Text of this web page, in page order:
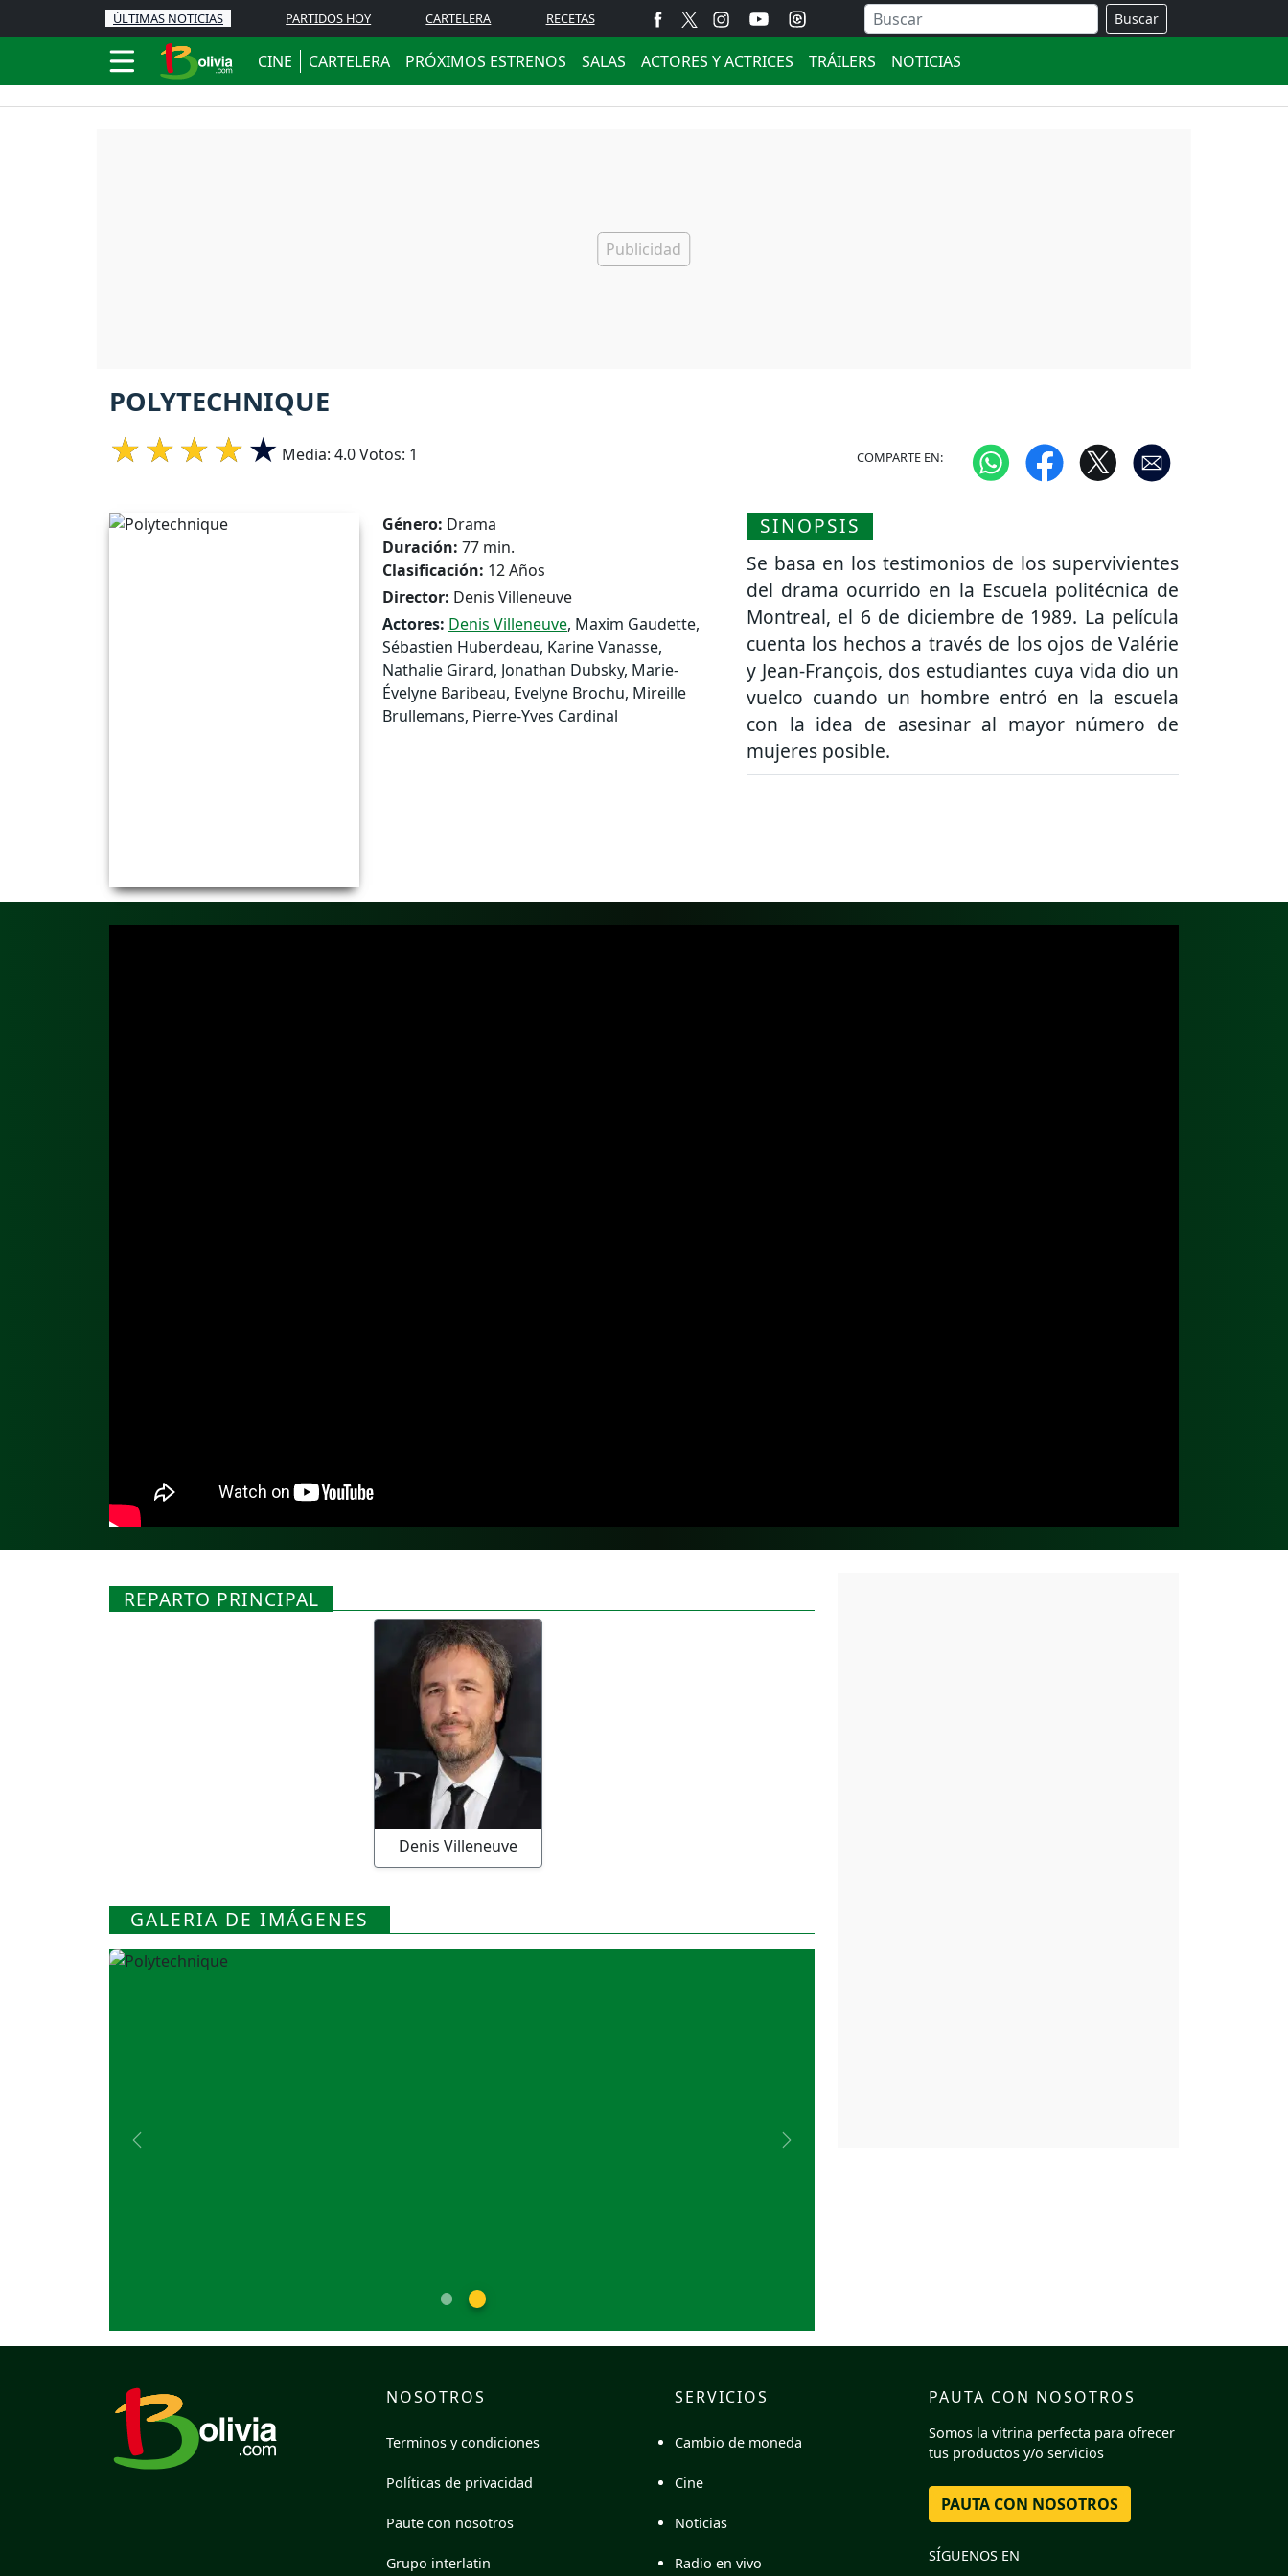
ÚLTIMAS NOTICIAS PARTIDOS HOY CARTELERA RECETAS Buscar
CINE CARTELERA PRÓXIMOS ESTRENOS SALAS ACTORES Y ACTRICES TRÁILERS NOTICIAS
POLYTECHNIQUE
Media: 4.0Votos: 1 COMPARTE EN:
Género: Drama
Duración: 77 min.
Clasificación: 12 Años
Director: Denis Villeneuve
Actores: Denis Villeneuve, Maxim Gaudette,
Sébastien Huberdeau, Karine Vanasse,
Nathalie Girard, Jonathan Dubsky, Marie-
Évelyne Baribeau, Evelyne Brochu, Mireille
Brullemans, Pierre-Yves Cardinal
SINOPSIS
Se basa en los testimonios de los supervivientes
del drama ocurrido en la Escuela politécnica de
Montreal, el 6 de diciembre de 1989. La película
cuenta los hechos a través de los ojos de Valérie
y Jean-François, dos estudiantes cuya vida dio un
vuelco cuando un hombre entró en la escuela
con la idea de asesinar al mayor número de
mujeres posible.
REPARTO PRINCIPAL
Denis Villeneuve
GALERIA DE IMÁGENES
Previous Next
NOSOTROS
Terminos y condiciones
Políticas de privacidad
Paute con nosotros
Grupo interlatin
SERVICIOS
Cambio de moneda
Cine
Noticias
Radio en vivo
PAUTA CON NOSOTROS
Somos la vitrina perfecta para ofrecer
tus productos y/o servicios
PAUTA CON NOSOTROS
SÍGUENOS EN